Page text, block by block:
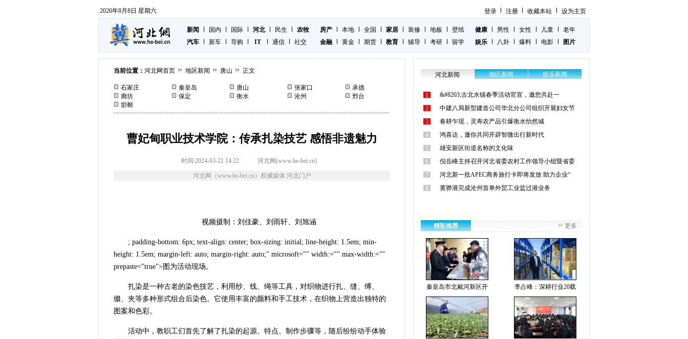
2026年8月8日 星期六 登录 注册 收藏本站 设为主页
新闻 国内 国际 河北 民生
农牧
汽车
新车 导购 IT 通信 社交
房产 本地 全国 家居 装修 地板
壁纸
金融
黄金 期货 教育 辅导 考研 留学
健康 男性 女性 儿童
老年
娱乐
八卦 爆料 电影 图片
当前位置： 河北网首页 地区新闻 唐山 正文
石家庄 秦皇岛 唐山 张家口
承德
廊坊
保定 衡水 沧州
邢台
邯郸
曹妃甸职业技术学院：传承扎染技艺 感悟非遗魅力
时间:2024-03-21 14:22 河北网(www.he-bei.cn)
河北网（www.he-bei.cn）权威媒体 河北门户
视频摄制：刘佳豪、刘雨轩、刘旭涵
; padding-bottom: 6px; text-align: center; box-sizing: initial; line-height: 1.5em; min-
height: 1.5em; margin-left: auto; margin-right: auto;" microsoft="" width:="" max-width:=""
prepaste="true">图为活动现场。
扎染是一种古老的染色技艺，利用纱、线、绳等工具，对织物进行扎、缝、缚、
缀、夹等多种形式组合后染色。它使用丰富的颜料和手工技术，在织物上营造出独特的
图案和色彩。
活动中，教职工们首先了解了扎染的起源、特点、制作步骤等，随后纷纷动手体验
河北新闻 地区新闻 娱乐新闻
1
&#8203;古北水镇春季活动官宣，邀您共赴一
2
中建八局新型建造公司华北分公司组织开展妇女节
3
春耕乍现，灵寿农产品引爆衡水怡然城
4
鸿喜达，邀你共同开辟智微出行新时代
5
雄安新区街道名称的文化味
6
倪岳峰主持召开河北省委农村工作领导小组暨省委
7
河北新一批APEC商务旅行卡即将发放 助力企业“
8
黄骅港完成沧州首单外贸工业盐过港业务
精彩推荐 更多
秦皇岛市北戴河新区开 李占峰：深耕行业20载